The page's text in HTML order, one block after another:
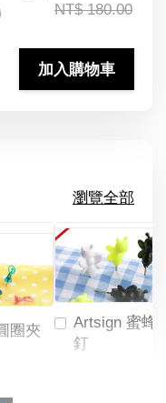
NT$ 180.00
加入購物車
瀏覽全部
圈夾
Artsign 蜜蜂
釘